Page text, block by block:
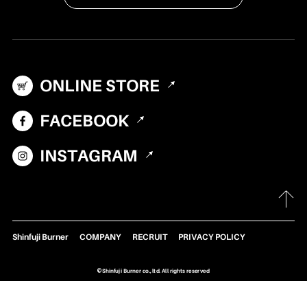
テーブル・カップ・カトラリー
パーツ・部品ONLINE STORE
FACEBOOK
INSTAGRAM
Shinfuji Burner COMPANY RECRUIT PRIVACY POLICY
©Shinfuji Burner co., ltd. All rights reserved